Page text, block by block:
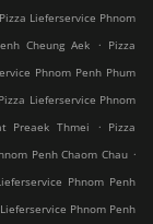
Pizza Lieferservice Phnom
Cheung Aek . Pizza
Phnom Penh Phum
Pizza Lieferservice Phnom
Preaek Thmei . Pizza
Penh Chaom Chau .
Phnom Penh
Phnom Penh